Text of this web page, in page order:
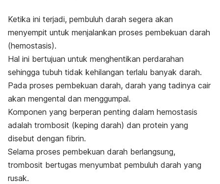
Ketika ini terjadi, pembuluh darah segera akan
menyempit untuk menjalankan proses pembekuan darah
(hemostasis).
Hal ini bertujuan untuk menghentikan perdarahan
sehingga tubuh tidak kehilangan terlalu banyak darah.
Pada proses pembekuan darah, darah yang tadinya cair
akan mengental dan menggumpal.
Komponen yang berperan penting dalam hemostasis
adalah trombosit (keping darah) dan protein yang
disebut dengan fibrin.
Selama proses pembekuan darah berlangsung,
trombosit bertugas menyumbat pembuluh darah yang
rusak.